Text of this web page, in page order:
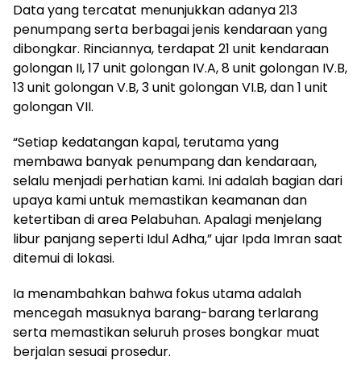
Data yang tercatat menunjukkan adanya 213
penumpang serta berbagai jenis kendaraan yang
dibongkar. Rinciannya, terdapat 21 unit kendaraan
golongan II, 17 unit golongan IV.A, 8 unit golongan IV.B,
13 unit golongan V.B, 3 unit golongan VI.B, dan 1 unit
golongan VII.
“Setiap kedatangan kapal, terutama yang
membawa banyak penumpang dan kendaraan,
selalu menjadi perhatian kami. Ini adalah bagian dari
upaya kami untuk memastikan keamanan dan
ketertiban di area Pelabuhan. Apalagi menjelang
libur panjang seperti Idul Adha,” ujar Ipda Imran saat
ditemui di lokasi.
Ia menambahkan bahwa fokus utama adalah
mencegah masuknya barang-barang terlarang
serta memastikan seluruh proses bongkar muat
berjalan sesuai prosedur.